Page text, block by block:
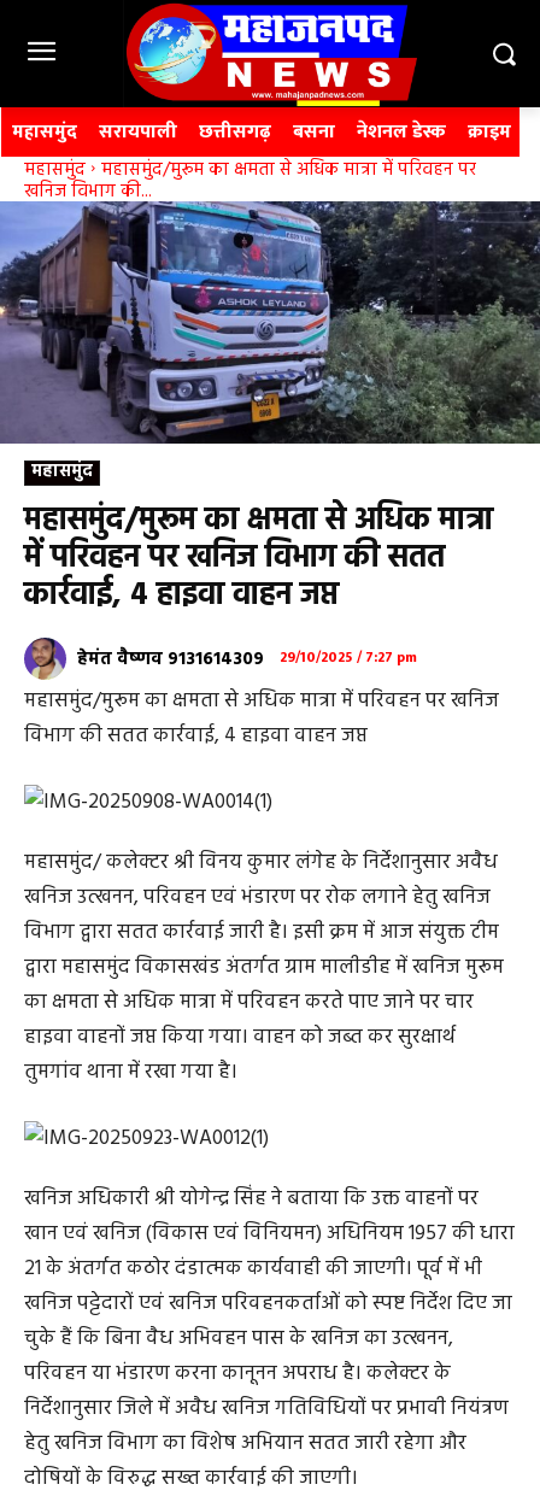
महासमुंद सरायपाली छत्तीसगढ़ बसना नेशनल डेस्क क्राइम
महासमुंद महासमुंद/मुरूम का क्षमता से अधिक मात्रा में परिवहन पर
खनिज विभाग की...
महासमुंद
महासमुंद/मुरूम का क्षमता से अधिक मात्रा
में परिवहन पर खनिज विभाग की सतत
कार्रवाई, 4 हाइवा वाहन जप्त
हेमंत वैष्णव 9131614309 29/10/2025 / 7:27 pm
महासमुंद/मुरूम का क्षमता से अधिक मात्रा में परिवहन पर खनिज
विभाग की सतत कार्रवाई, 4 हाइवा वाहन जप्त
महासमुंद/ कलेक्टर श्री विनय कुमार लंगेह के निर्देशानुसार अवैध
खनिज उत्खनन, परिवहन एवं भंडारण पर रोक लगाने हेतु खनिज
विभाग द्वारा सतत कार्रवाई जारी है। इसी क्रम में आज संयुक्त टीम
द्वारा महासमुंद विकासखंड अंतर्गत ग्राम मालीडीह में खनिज मुरूम
का क्षमता से अधिक मात्रा में परिवहन करते पाए जाने पर चार
हाइवा वाहनों जप्त किया गया। वाहन को जब्त कर सुरक्षार्थ
तुमगांव थाना में रखा गया है।
खनिज अधिकारी श्री योगेन्द्र सिंह ने बताया कि उक्त वाहनों पर
खान एवं खनिज (विकास एवं विनियमन) अधिनियम 1957 की धारा
21 के अंतर्गत कठोर दंडात्मक कार्यवाही की जाएगी। पूर्व में भी
खनिज पट्टेदारों एवं खनिज परिवहनकर्ताओं को स्पष्ट निर्देश दिए जा
चुके हैं कि बिना वैध अभिवहन पास के खनिज का उत्खनन,
परिवहन या भंडारण करना कानूनन अपराध है। कलेक्टर के
निर्देशानुसार जिले में अवैध खनिज गतिविधियों पर प्रभावी नियंत्रण
हेतु खनिज विभाग का विशेष अभियान सतत जारी रहेगा और
दोषियों के विरुद्ध सख्त कार्रवाई की जाएगी।